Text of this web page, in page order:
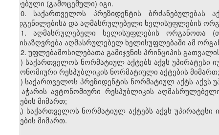
მიღებული (გამოცემული) იგი.
10. საქართველოს პრეზიდენტის
დადგენილებისა და აღმასრულებელი ხელისუფლების
11. აღმასრულებელი ხელისუფლების ორგანოთა
განისაზღვრება აღმასრულებელ ხელისუფლებაში ამ
12. უფლებამოსილებათა გამიჯვნის პრინციპის
ა) საქართველოს ნორმატიულ აქტებს აქვს
ავტონომიური რესპუბლიკის ნორმატიული აქტების მიმართ;
ბ) საქართველოს პრეზიდენტის ნორმატიულ აქტს
და აჭარის ავტონომიური რესპუბლიკის
აქტების მიმართ;
გ) საქართველოს ნორმატიულ აქტებს აქვს
აქტების მიმართ.